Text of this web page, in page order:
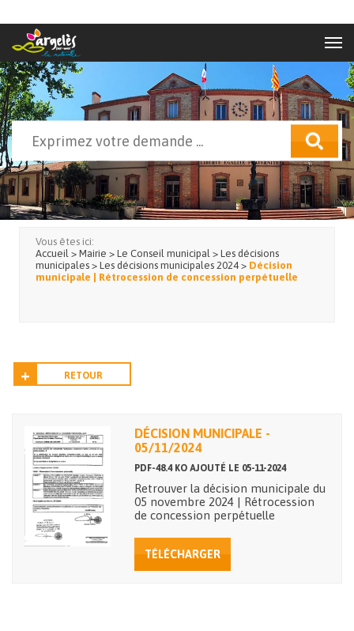
Formulaire de recherche
Vous êtes ici:
Accueil > Mairie > Le Conseil municipal > Les décisions
municipales > Les décisions municipales 2024 > Décision
municipale | Rétrocession de concession perpétuelle
RETOUR
DÉCISION MUNICIPALE -
05/11/2024
PDF-48.4 KO AJOUTÉ LE 05-11-2024
Retrouver la décision municipale du
05 novembre 2024 | Rétrocession
de concession perpétuelle
TÉLÉCHARGER